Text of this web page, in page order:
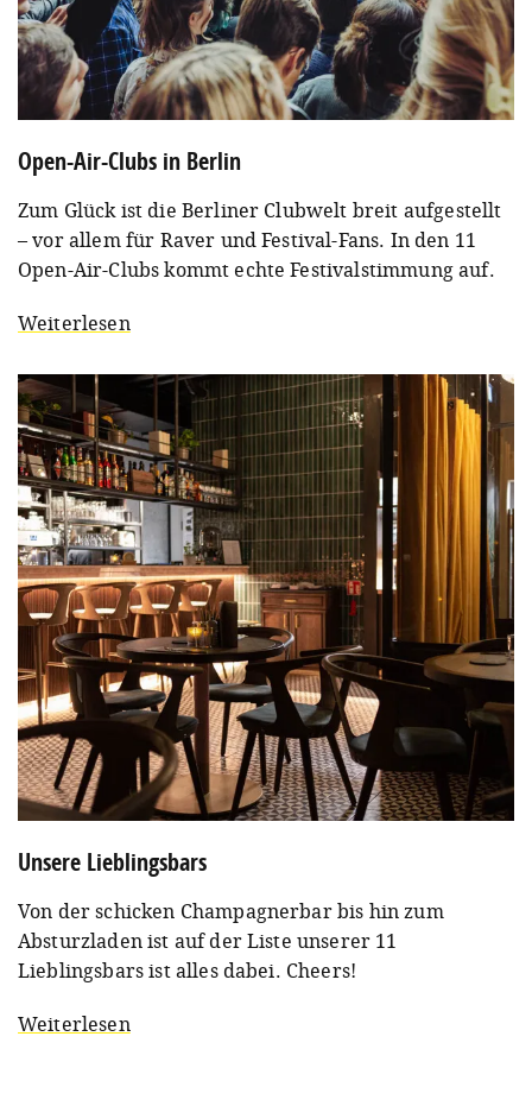
Open-Air-Clubs in Berlin
Zum Glück ist die Berliner Clubwelt breit aufgestellt
– vor allem für Raver und Festival-Fans. In den 11
Open-Air-Clubs kommt echte Festivalstimmung auf.
Weiterlesen
Unsere Lieblingsbars
Von der schicken Champagnerbar bis hin zum
Absturzladen ist auf der Liste unserer 11
Lieblingsbars ist alles dabei. Cheers!
Weiterlesen